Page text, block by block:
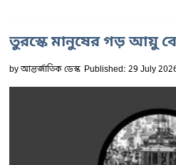
তুরস্কে মানুষের গড় আয়ু
byআন্তর্জাতিক ডেস্ক Published: 29 July